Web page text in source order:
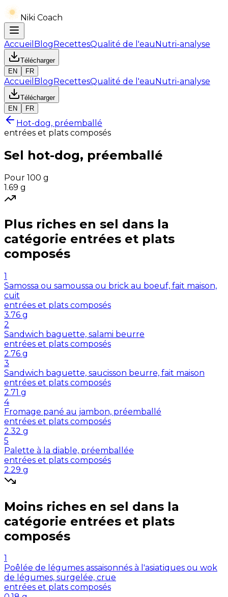
Niki Coach
Accueil BlogRecettesQualité de l'eauNutri-analyse
Télécharger
EN
FR
Accueil BlogRecettesQualité de l'eauNutri-analyse
Télécharger
EN
FR
Hot-dog, préemballé
entrées et plats composés
Sel hot-dog, préemballé
Pour 100 g
1.69 g
Plus riches en sel dans la
catégorie entrées et plats
composés
1
Samossa ou samoussa ou brick au boeuf, fait maison,
cuit
entrées et plats composés
3.76 g
2
Sandwich baguette, salami beurre
entrées et plats composés
2.76 g
3
Sandwich baguette, saucisson beurre, fait maison
entrées et plats composés
2.71 g
4
Fromage pané au jambon, préemballé
entrées et plats composés
2.32 g
5
Palette à la diable, préemballée
entrées et plats composés
2.29 g
Moins riches en sel dans la
catégorie entrées et plats
composés
1
Poêlée de légumes assaisonnés à l'asiatiques ou wok
de légumes, surgelée, crue
entrées et plats composés